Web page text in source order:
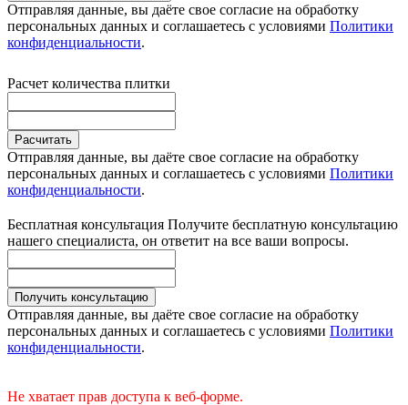
Отправляя данные, вы даёте свое согласие на обработку
персональных данных и соглашаетесь с условиями Политики
конфиденциальности.
Расчет количества плитки
Расчитать
Отправляя данные, вы даёте свое согласие на обработку
персональных данных и соглашаетесь с условиями Политики
конфиденциальности.
Бесплатная консультация Получите бесплатную консультацию
нашего специалиста, он ответит на все ваши вопросы.
Получить консультацию
Отправляя данные, вы даёте свое согласие на обработку
персональных данных и соглашаетесь с условиями Политики
конфиденциальности.
Не хватает прав доступа к веб-форме.